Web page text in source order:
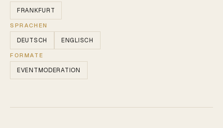
FRANKFURT
SPRACHEN
DEUTSCH ENGLISCH
FORMATE
EVENTMODERATION